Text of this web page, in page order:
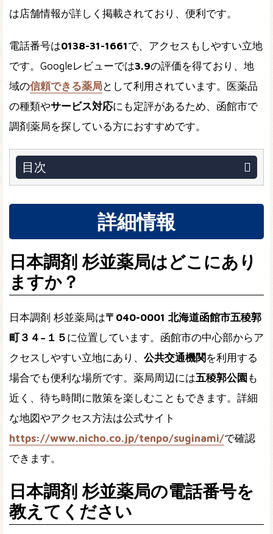
は店舗情報が詳しく掲載されており、便利です。
電話番号は0138-31-1661で、アクセスもしやすい立地
です。Googleレビューでは3.9の評価を得ており、地
域の信頼できる薬局として利用されています。医薬品
の種類やサービス対応にも定評があるため、函館市で
調剤薬局を探している方におすすめです。
目次
詳細情報
日本調剤 杉並薬局はどこにあり
ますか？
日本調剤 杉並薬局は〒040-0001 北海道函館市五稜郭
町３４−１５ に位置しています。函館市の中心部からア
クセスしやすい立地にあり、 公共交通機関 を利用する
場合でも便利な場所です。薬局周辺には五稜郭公園 も
近く、待ち時間に散策を楽しむこともできます。詳細
な地図やアクセス方法は公式サイト
https://www.nicho.co.jp/tenpo/suginami/で確認
できます。
日本調剤 杉並薬局の電話番号を
教えてください